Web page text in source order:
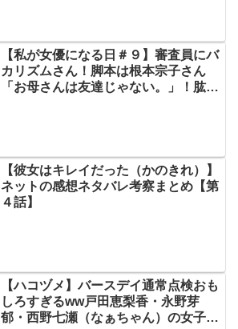
【私が女優になる日＃９】審査員にバ
カリズムさん！脚本は根本宗子さん
「お母さんは友達じゃない。」！肱岡
【彼女はキレイだった（かのきれ）】
ネットの感想ネタバレ考察まとめ【第
４話】
【ハコヅメ】バースデイ通常点検おも
しろすぎるww戸田恵梨香・永野芽
郁・西野七瀬（なぁちゃん）の女子会